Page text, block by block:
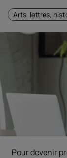
Arts, lettres,
Pour devenir